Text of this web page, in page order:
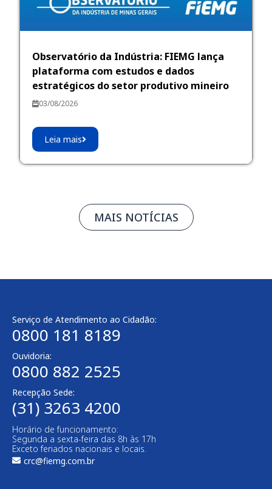
Observatório da Indústria: FIEMG lança
plataforma com estudos e dados
estratégicos do setor produtivo mineiro
03/08/2026
Leia mais
MAIS NOTÍCIAS
Serviço de Atendimento ao Cidadão:
0800 181 8189
Ouvidoria:
0800 882 2525
Recepção Sede:
(31) 3263 4200
Horário de funcionamento:
Segunda a sexta-feira das 8h às 17h
Exceto feriados nacionais e locais.
crc@fiemg.com.br